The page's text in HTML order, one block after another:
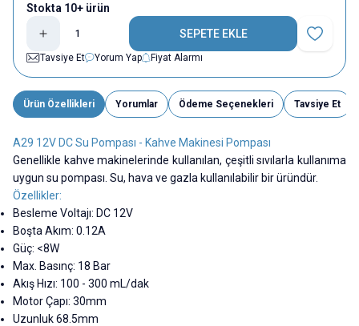
Stokta 10+ ürün
SEPETE EKLE
Favoriye
Tavsiye Et
Yorum Yap Fiyat Alarmı
Ürün Özellikleri Yorumlar Ödeme Seçenekleri Tavsiye Et
A29 12V DC Su Pompası - Kahve Makinesi Pompası
Genellikle kahve makinelerinde kullanılan, çeşitli sıvılarla kullanıma
uygun su pompası. Su, hava ve gazla kullanılabilir bir üründür.
Özellikler:
Besleme Voltajı: DC 12V
Boşta Akım: 0.12A
Güç: <8W
Max. Basınç: 18 Bar
Akış Hızı: 100 - 300 mL/dak
Motor Çapı: 30mm
Uzunluk 68.5mm